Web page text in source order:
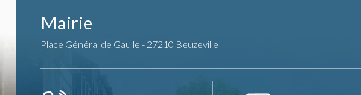
Mairie
Place Général de Gaulle - 27210 Beuzeville